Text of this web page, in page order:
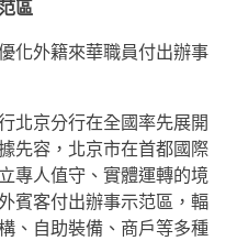
區
化外籍來華職員付出辦事
北京分行在全國率先展開
先容，北京市在首都國際
專人值守、實體運轉的境
賓客付出辦事示范區，輻
、自助裝備、商戶等多種